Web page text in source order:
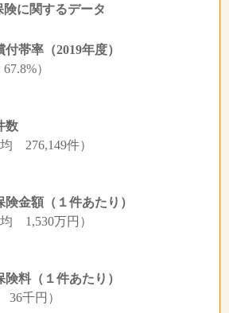
保険に関するデータ
帯率（2019年度）
）
数
276,149件）
険金額（１件あたり）
1,530万円）
険料（１件あたり）
千円）